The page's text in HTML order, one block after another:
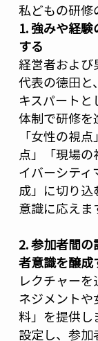
私どもの研修
1. 強みや経
する
経営者および
代表の徳田と
キスパートと
体制で研修を
「女性の視
点」「現場
イバーシティ
成」に切り込
意識に応えま
2. 参加者間
者意識を醸成
レクチャー
ネジメント
料」を提供し
設定し、参加